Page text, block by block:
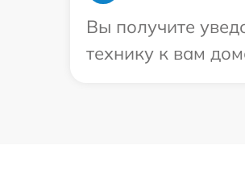
Вы получите
технику к вам